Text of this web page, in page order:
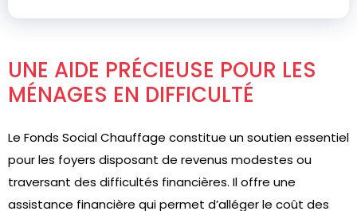
UNE AIDE PRÉCIEUSE POUR LES
MÉNAGES EN DIFFICULTÉ
Le Fonds Social Chauffage constitue un soutien essentiel
pour les foyers disposant de revenus modestes ou
traversant des difficultés financières. Il offre une
assistance financière qui permet d’alléger le coût des